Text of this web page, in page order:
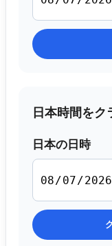
日本時間をク
日本の日時